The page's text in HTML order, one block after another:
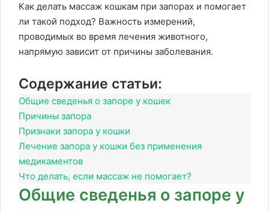
Как делать массаж кошкам при запорах и помогает
ли такой подход? Важность измерений,
проводимых во время лечения животного,
напрямую зависит от причины заболевания.
Содержание статьи:
Общие сведенья о запоре у кошек
Причины запора
Признаки запора у кошки
Лечение запора у кошки без применения
медикаментов
Что делать, если массаж не помогает?
Общие сведенья о запоре у